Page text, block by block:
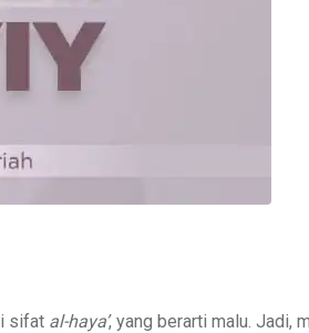
sifat al-haya’, yang berarti malu. Jadi,